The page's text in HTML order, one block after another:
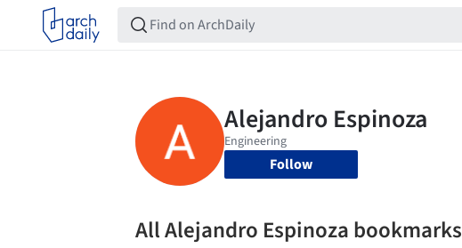
Follow
All Alejandro Espinoza bookmarks